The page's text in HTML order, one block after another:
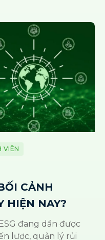
VIÊN
CẢNH
HIỆN NAY?
đang dần được
lược, quản lý rủi